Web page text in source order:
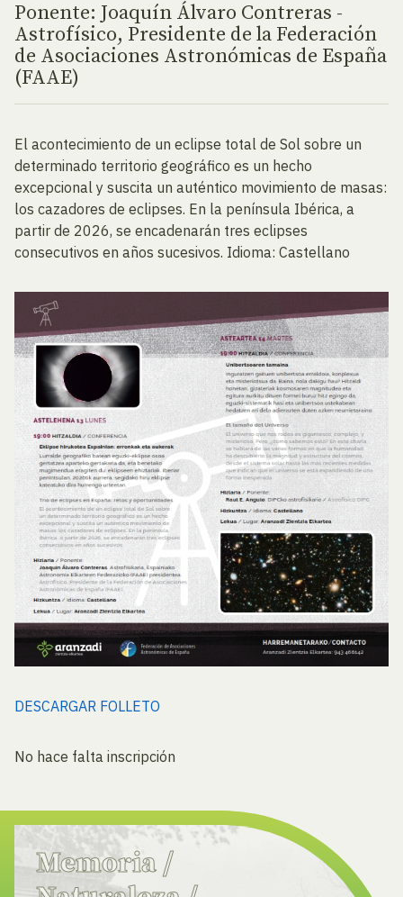
Ponente: Joaquín Álvaro Contreras -
Astrofísico, Presidente de la Federación
de Asociaciones Astronómicas de España
(FAAE)
El acontecimiento de un eclipse total de Sol sobre un
determinado territorio geográfico es un hecho
excepcional y suscita un auténtico movimiento de masas:
los cazadores de eclipses. En la península Ibérica, a
partir de 2026, se encadenarán tres eclipses
consecutivos en años sucesivos. Idioma: Castellano
DESCARGAR FOLLETO
No hace falta inscripción
Memoria/